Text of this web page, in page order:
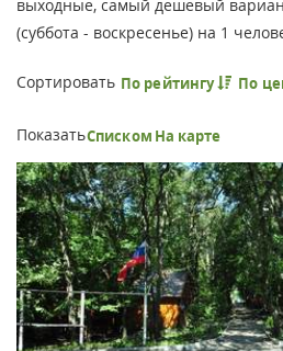
выходные, самый дешевый
(суббота - воскресенье) на 1
Сортировать По рейтингу По
ПоказатьСписком На карте